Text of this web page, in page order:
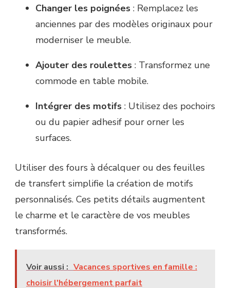
Changer les poignées : Remplacez les
anciennes par des modèles originaux pour
moderniser le meuble.
Ajouter des roulettes : Transformez une
commode en table mobile.
Intégrer des motifs : Utilisez des pochoirs
ou du papier adhesif pour orner les
surfaces.
Utiliser des fours à décalquer ou des feuilles
de transfert simplifie la création de motifs
personnalisés. Ces petits détails augmentent
le charme et le caractère de vos meubles
transformés.
Voir aussi : Vacances sportives en famille :
choisir l'hébergement parfait